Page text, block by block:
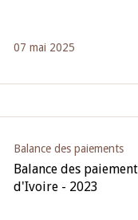
07 mai 2025
Balance des paiements
Balance des
d'Ivoire - 2023